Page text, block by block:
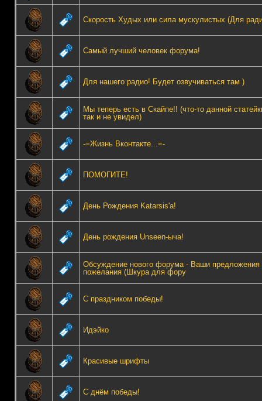
Скорость Худых или сила мускулистых (Для
Самый лучший человек форума!
Для нашего радио! Будет озвучиваться там )
Мы теперь есть в Скайпе!! (что-то данной
так и не увидел)
-=Жизнь Вконтакте...=-
ПОМОГИТЕ!
День Рождения Katarsis'а!
День рождения Unseen-ыча!
Обсуждение нового форума - Ваши предложения
пожелания (Шкура для фору
С праздником победы!
Идэйко
Красивые шрифты
С днём победы!